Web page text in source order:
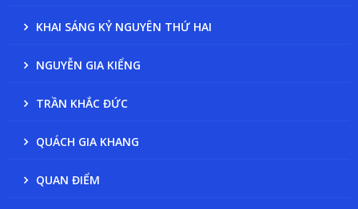
KHAI SÁNG KỶ NGUYÊN THỨ HAI
NGUYỄN GIA KIỂNG
TRẦN KHẮC ĐỨC
QUÁCH GIA KHANG
QUAN ĐIỂM